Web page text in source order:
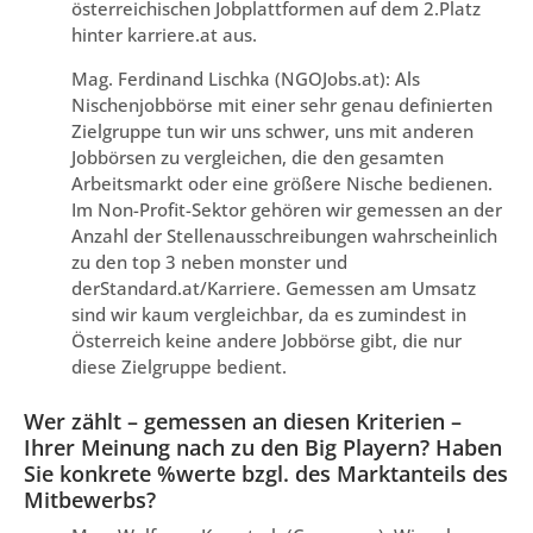
österreichischen Jobplattformen auf dem 2.Platz
hinter karriere.at aus.
Mag. Ferdinand Lischka (NGOJobs.at): Als
Nischenjobbörse mit einer sehr genau definierten
Zielgruppe tun wir uns schwer, uns mit anderen
Jobbörsen zu vergleichen, die den gesamten
Arbeitsmarkt oder eine größere Nische bedienen.
Im Non-Profit-Sektor gehören wir gemessen an der
Anzahl der Stellenausschreibungen wahrscheinlich
zu den top 3 neben monster und
derStandard.at/Karriere. Gemessen am Umsatz
sind wir kaum vergleichbar, da es zumindest in
Österreich keine andere Jobbörse gibt, die nur
diese Zielgruppe bedient.
Wer zählt – gemessen an diesen Kriterien –
Ihrer Meinung nach zu den Big Playern? Haben
Sie konkrete %werte bzgl. des Marktanteils des
Mitbewerbs?